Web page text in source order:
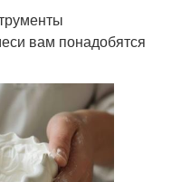
вам понадобятся